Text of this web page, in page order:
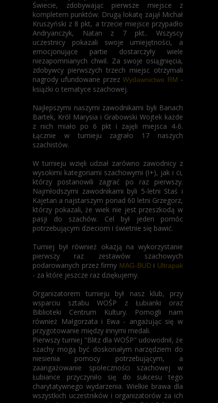
Świecie, zdobywając pierwsze miejsce z
kompletem punktów. Drugą lokatę zajął Michał
Kruszyński z 8 pkt, a trzecie miejsce przypadło
Andryanczyk, Natan z 7 pkt.. Wszyscy
uczestnicy pokazali swoje umiejętności, a
emocjonujące partie dostarczyły wiele
niezapomnianych chwil. Za swoje osiągnięcia,
zdobywcy pierwszych trzech miejsc otrzymali
nagrody ufundowane przezWydawnictwo RM -
książki o tematyce szachowej.
Najlepszymi naszymi zawodnikami byli Banach
Bartek, Król Marysia i Grabowski Wojtek każde
z nich miało po 6 pkt i zajęli miejsca 4-6.
Łącznie w turnieju zagrało 17 naszych
szachistów.
W turnieju wzięli udział zarówno zawodnicy z
wysokimi kategoriami szachowymi (I+), jak i ci,
którzy postanowili zagrać po raz pierwszy.
Najmłodszymi zawodnikami byli 5-letni Staś i
Kajetan a najstarszym ponad 60 letni Grzegorz,
którzy pokazali, że wiek nie jest przeszkodą w
pasji do szachów. Cel był jeden pomóc
potrzebującym dzieciom i świetnie się bawić.
Turniej był również okazją na wykorzystanie
pierwszy raz zestawów szachowych
podarowanych przez firmy MAG-BUDi Ultrapak
- za które jeszcze raz dziękujemy.
Organizatorem turnieju był nasz klub, przy
wsparciu sztabu WOŚP z Łubianki oraz
Biblioteki Centrum Kultury. Pomogli nam
również Małgorzata i Ewa - angażując się w
przygotowanie między innymi medali.
Pierwszy turniej "Blitz dla WOŚP" udowodnił, że
szachy mogą być doskonałym narzędziem do
niesienia pomocy potrzebującym, a
zaangażowanie społeczności szachowej w
Łubiance przyczyniło się do sukcesu tego
charytatywnego wydarzenia. Wielkie brawa dla
wszystkich uczestników i organizatorów za ich